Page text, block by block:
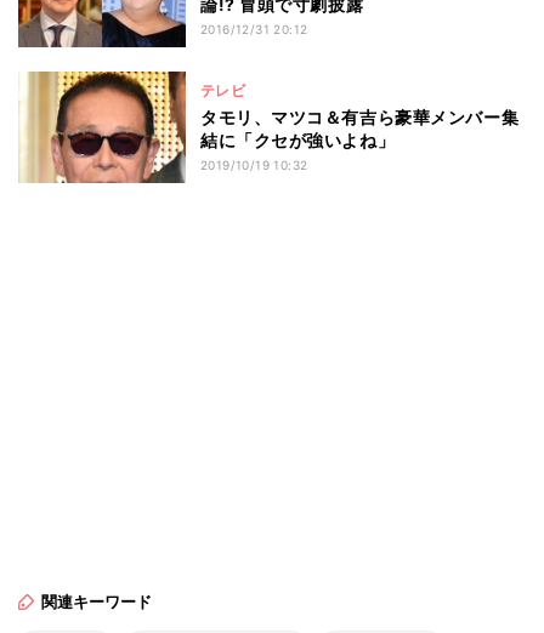
論!? 冒頭で寸劇披露
2016/12/31 20:12
テレビ
タモリ、マツコ＆有吉ら豪華メンバー集
結に「クセが強いよね」
2019/10/19 10:32
関連キーワード